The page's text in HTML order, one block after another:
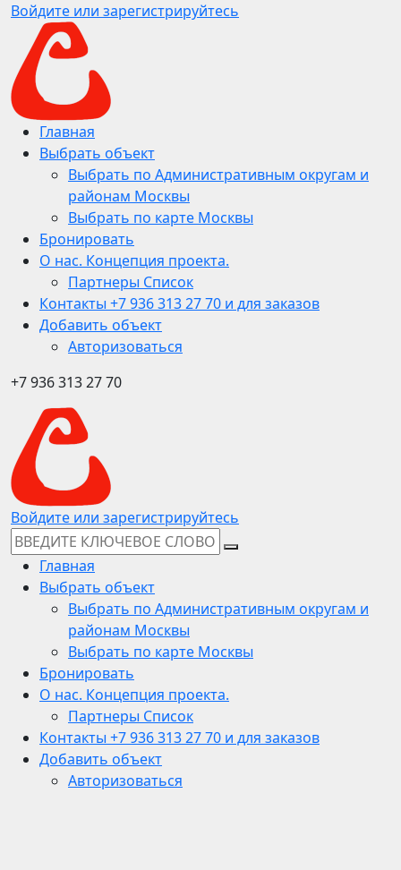
Войдите или зарегистрируйтесь
Главная
Выбрать объект
Выбрать по Административным округам и
районам Москвы
Выбрать по карте Москвы
Бронировать
О нас. Концепция проекта.
Партнеры Список
Контакты +7 936 313 27 70 и для заказов
Добавить объект
Авторизоваться
+7 936 313 27 70
Войдите или зарегистрируйтесь
Главная
Выбрать объект
Выбрать по Административным округам и
районам Москвы
Выбрать по карте Москвы
Бронировать
О нас. Концепция проекта.
Партнеры Список
Контакты +7 936 313 27 70 и для заказов
Добавить объект
Авторизоваться